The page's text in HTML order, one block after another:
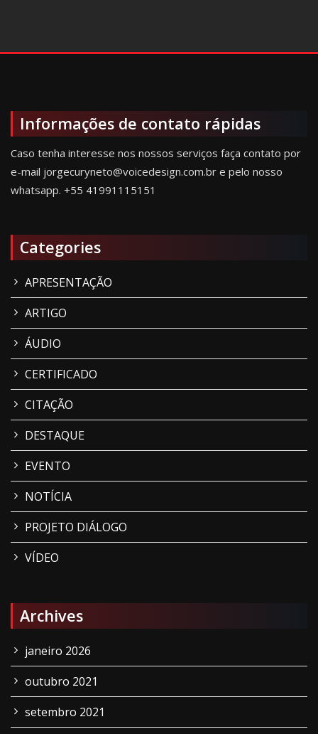
Informações de contato rápidas
Caso tenha interesse nos nossos serviços faça contato por
e-mail jorgecuryneto@voicedesign.com.br e pelo nosso
whatsapp. +55 41991115151
Categories
APRESENTAÇÃO
ARTIGO
ÁUDIO
CERTIFICADO
CITAÇÃO
DESTAQUE
EVENTO
NOTÍCIA
PROJETO DIÁLOGO
VÍDEO
Archives
janeiro 2026
outubro 2021
setembro 2021